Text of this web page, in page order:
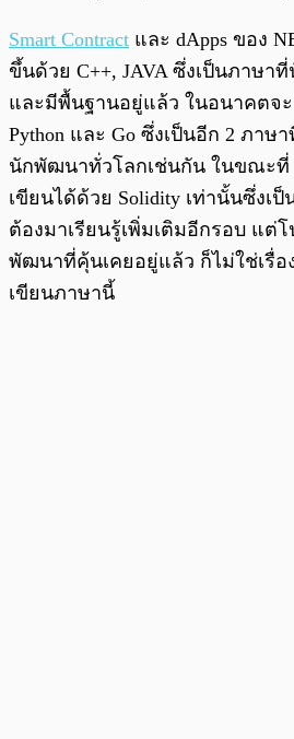
Smart Contract และ dApps ของ
ขึ้นด้วย C++, JAVA ซึ่งเป็นภาษ
และมีพื้นฐานอยู่แล้ว ในอนาคตจ
Python และ Go ซึ่งเป็นอีก 2 ภา
นักพัฒนาทั่วโลกเช่นกัน ในขณะที่
เขียนได้ด้วย Solidity เท่านั้นซึ่ง
ต้องมาเรียนรู้เพิ่มเติมอีกรอบ แต่
พัฒนาที่คุ้นเคยอยู่แล้ว ก็ไม่ใช่เรื่อ
เขียนภาษานี้